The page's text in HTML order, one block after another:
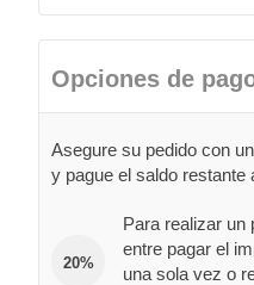
Opciones de
Asegure su pedido con
y pague el saldo restante
20%
Para realizar un
entre pagar el
una sola vez o